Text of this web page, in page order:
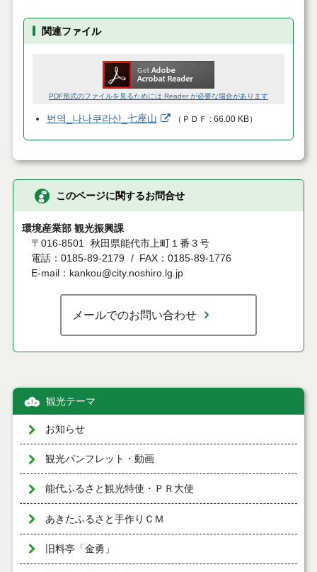
関連ファイル
PDF形式のファイルを見るためには Reader が必要な場合があります
번역_나나쿠라산_七座山 （ ＰＤＦ 66.00 KB）
このページに関するお問合せ
環境産業部 観光振興課
〒016-8501
秋田県能代市上町１番３号
電話：0185-89-2179
FAX：0185-89-1776
E-mail：kankou@city.noshiro.lg.jp
メールでのお問い合わせ
観光テーマ
お知らせ
観光パンフレット・動画
能代ふるさと観光特使・ＰＲ大使
あきたふるさと手作りＣＭ
旧料亭「金勇」